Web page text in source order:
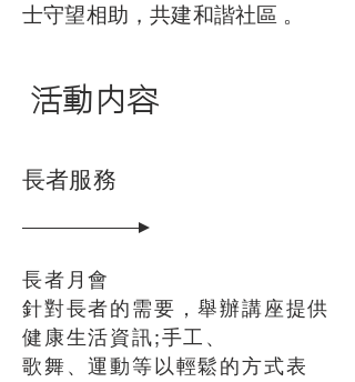
士守望相助，共建和諧社區 。
活動内容
長者服務
長者月會
針對長者的需要，舉辦講座提供
健康生活資訊;手工、
歌舞、運動等以輕鬆的方式表